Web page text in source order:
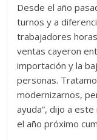
Desde el año
turnos y a
trabajadores
ventas cayeron
importación y la
personas.
modernizarnos,
ayuda”, dijo a
el año próximo